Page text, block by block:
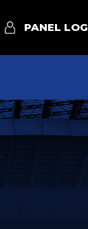
PANEL